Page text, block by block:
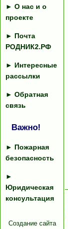
► О нас и о
проекте
► Почта
РОДНИК2.РФ
► Интересные
рассылки
► Обратная
связь
Важно!
► Пожарная
безопасность
►
Юридическая
консультация
Создание сайта